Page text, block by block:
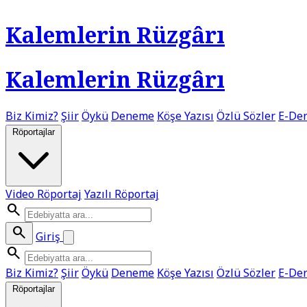
Kalemlerin Rüzgârı
Kalemlerin Rüzgârı
Biz Kimiz? ŞiirÖykü Deneme Köşe Yazısı Özlü Sözler E-
Röportajlar
Video Röportaj Yazılı Röportaj
search
search
Giriş
search
Biz Kimiz? ŞiirÖykü Deneme Köşe Yazısı Özlü Sözler E-
Röportajlar